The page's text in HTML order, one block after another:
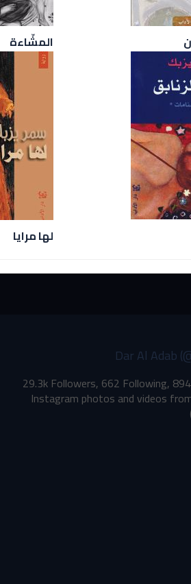
المشّاءة
لها مرايا
Dar Al Adab
29.3k Followers, 662 Following,
Instagram photos and videos